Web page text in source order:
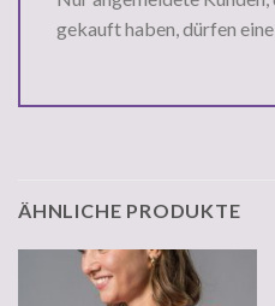
gekauft haben, dürfen
ÄHNLICHE PRODUKTE